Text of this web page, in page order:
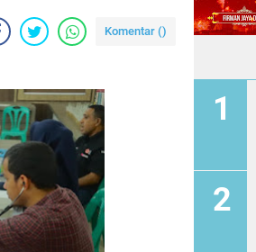
Komentar ()